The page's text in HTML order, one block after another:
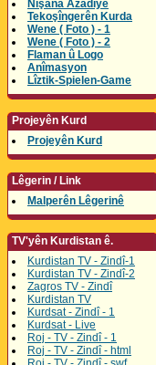
Nîşana Azadîyê
Tekoşîngerên Kurda
Wene ( Foto ) - 1
Wene ( Foto ) - 2
Flaman û Logo
Anîmasyon
Lîztik-Spielen-Game
Projeyên Kurd
Projeyên Kurd
Lêgerin / Link
Malperên Lêgerinê
TV'yên Kurdistan ê.
Kurdistan TV - Zindî-1
Kurdistan TV - Zindî-2
Zagros TV - Zindî
Kurdistan TV
Kurdsat - Zindî - 1
Kurdsat - Live
Roj - TV - Zindî - 1
Roj - TV - Zindî - html